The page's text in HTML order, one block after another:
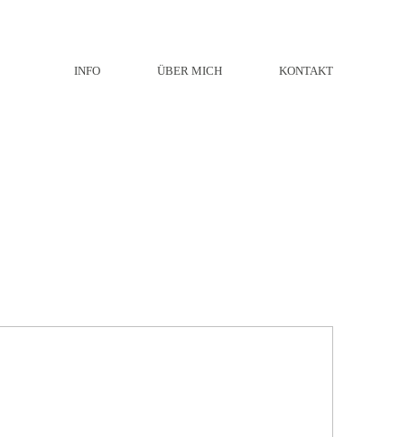
INFO ÜBER MICH KONTAKT